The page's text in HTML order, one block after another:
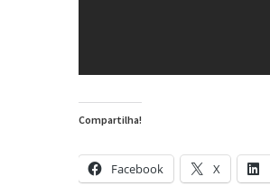
Compartilha!
Facebook X